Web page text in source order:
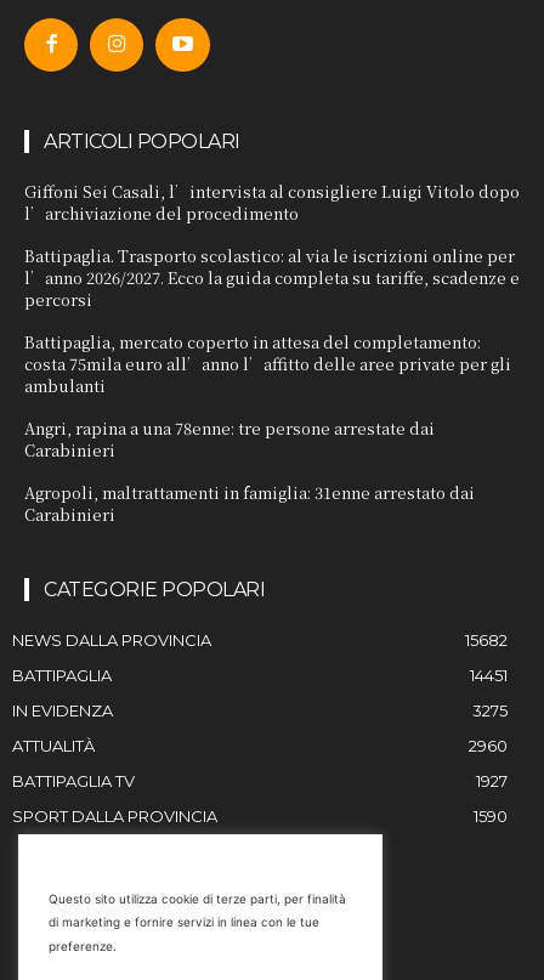
ARTICOLI POPOLARI
Giffoni Sei Casali, l’intervista al consigliere Luigi Vitolo dopo
l’archiviazione del procedimento
Battipaglia. Trasporto scolastico: al via le iscrizioni online per
l’anno 2026/2027. Ecco la guida completa su tariffe, scadenze e
percorsi
Battipaglia, mercato coperto in attesa del completamento:
costa 75mila euro all’anno l’affitto delle aree private per gli
ambulanti
Angri, rapina a una 78enne: tre persone arrestate dai
Carabinieri
Agropoli, maltrattamenti in famiglia: 31enne arrestato dai
Carabinieri
CATEGORIE POPOLARI
NEWS DALLA PROVINCIA
15682
BATTIPAGLIA
14451
IN EVIDENZA
3275
ATTUALITÀ
2960
BATTIPAGLIA TV
1927
SPORT DALLA PROVINCIA
1590
Email
Questo sito utilizza cookie di terze parti, per finalità
di marketing e fornire servizi in linea con le tue
preferenze.